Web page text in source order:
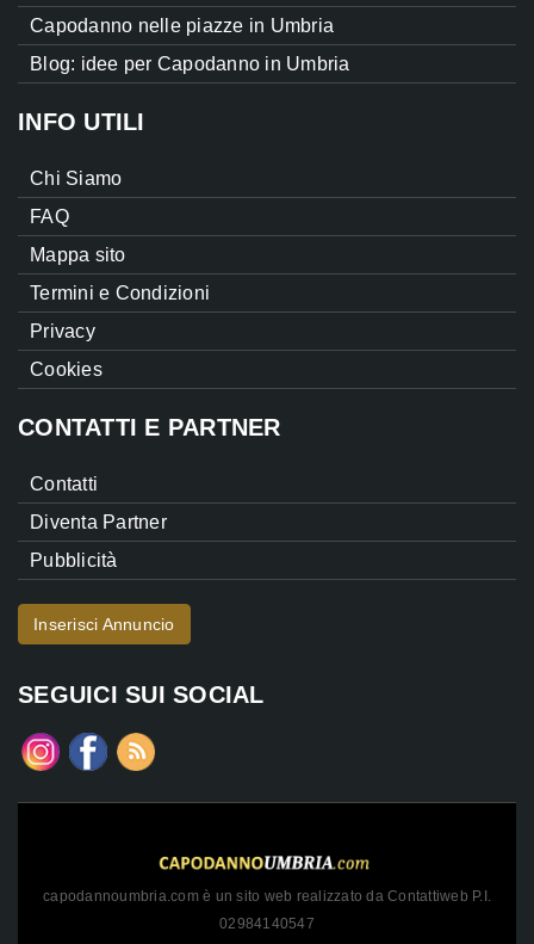
Capodanno nelle piazze in Umbria
Blog: idee per Capodanno in Umbria
INFO UTILI
Chi Siamo
FAQ
Mappa sito
Termini e Condizioni
Privacy
Cookies
CONTATTI E PARTNER
Contatti
Diventa Partner
Pubblicità
Inserisci Annuncio
SEGUICI SUI SOCIAL
capodannoumbria.com è un sito web realizzato da Contattiweb P.I.
02984140547